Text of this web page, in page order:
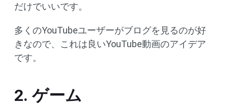
だけでいいです。
多くのYouTubeユーザーがブログを見るのが好
きなので、これは良いYouTube動画のアイデア
です。
2. ゲーム